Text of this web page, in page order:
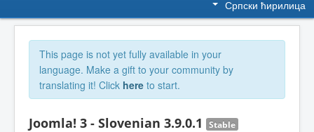
Српски ћирилица
This page is not yet fully available in your
language. Make a gift to your community by
translating it! Click here to start.
Joomla! 3 - Slovenian 3.9.0.1 Stable